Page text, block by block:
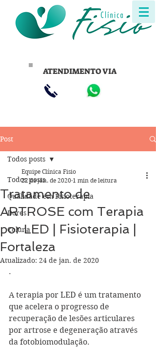
ATENDIMENTO VIA
Post
Todos posts
Qualidade em Fisioterapia
Dores
Coluna
Todos posts
Tratamento de
ARTROSE com Terapia
por LED | Fisioterapia |
Fortaleza
Equipe Clínica Fisio
22 de jan. de 2020 1 min de leitura
Atualizado: 24 de jan. de 2020
.
A terapia por LED é um tratamento
que acelera o progresso de
recuperação de lesões articulares
por artrose e degeneração através
da fotobiomodulação.